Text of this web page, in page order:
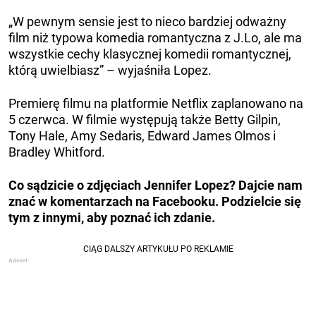
„W pewnym sensie jest to nieco bardziej odważny
film niż typowa komedia romantyczna z J.Lo, ale ma
wszystkie cechy klasycznej komedii romantycznej,
którą uwielbiasz” – wyjaśniła Lopez.
Premierę filmu na platformie Netflix zaplanowano na
5 czerwca. W filmie występują także Betty Gilpin,
Tony Hale, Amy Sedaris, Edward James Olmos i
Bradley Whitford.
Co sądzicie o zdjęciach Jennifer Lopez? Dajcie nam
znać w komentarzach na Facebooku. Podzielcie się
tym z innymi, aby poznać ich zdanie.